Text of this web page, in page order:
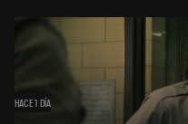
HACE 1 DÍA